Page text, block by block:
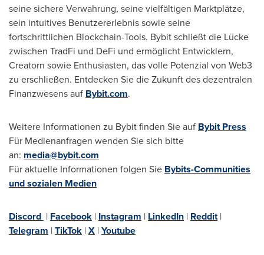
seine sichere Verwahrung, seine vielfältigen Marktplätze,
sein intuitives Benutzererlebnis sowie seine
fortschrittlichen Blockchain-Tools. Bybit schließt die Lücke
zwischen TradFi und DeFi und ermöglicht Entwicklern,
Creatorn sowie Enthusiasten, das volle Potenzial von Web3
zu erschließen. Entdecken Sie die Zukunft des dezentralen
Finanzwesens auf Bybit.com.
Weitere Informationen zu Bybit finden Sie auf Bybit Press
Für Medienanfragen wenden Sie sich bitte
an: media@bybit.com
Für aktuelle Informationen folgen Sie Bybits-Communities
und sozialen Medien
Discord | Facebook | Instagram | LinkedIn | Reddit|
Telegram |TikTok |X |Youtube